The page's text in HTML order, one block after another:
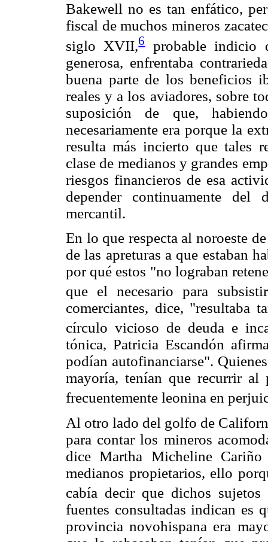
Bakewell no es tan enfático,
fiscal de muchos mineros
siglo XVII,6probable indicio
generosa, enfrentaba
buena parte de los beneficios
reales y a los aviadores, sobre
suposición de que,
necesariamente era porque la
resulta más incierto que tales
clase de medianos y grandes
riesgos financieros de esa
depender continuamente
mercantil.
En lo que respecta al noroeste
de las apreturas a que estaban
por qué estos "no lograban
que el necesario para
comerciantes, dice, "resultaba
círculo vicioso de deuda e
tónica, Patricia Escandón
podían autofinanciarse".
mayoría, tenían que recurrir al
frecuentemente leonina en
Al otro lado del golfo de
para contar los mineros
dice Martha Micheline
medianos propietarios, ello
cabía decir que dichos sujetos
fuentes consultadas indican es
provincia novohispana era